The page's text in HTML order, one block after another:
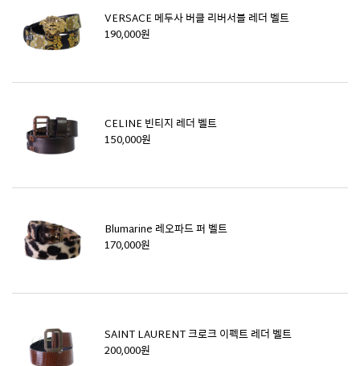
VERSACE 메두사 버클 리버서블 레더 벨트
190,000원
CELINE 빈티지 레더 벨트
150,000원
Blumarine 레오파드 퍼 벨트
170,000원
SAINT LAURENT 크로크 이펙트 레더 벨트
200,000원